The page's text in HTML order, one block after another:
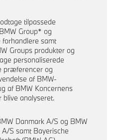
tilpassede
Group* og
forhandlere samt
Groups produkter og
personaliserede
præferencer og
af BMW-
af BMW Koncernens
blive analyseret.
Danmark A/S og BMW
S samt Bayerische